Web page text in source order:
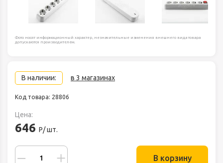
Фото носят информационный характер, незначительные изменения внешнего вида товара
допускаются производителем.
В наличии: в 3 магазинах
Код товара: 28806
Цена:
646 Р/ шт.
В корзину